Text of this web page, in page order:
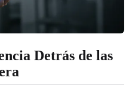
Detrás de las